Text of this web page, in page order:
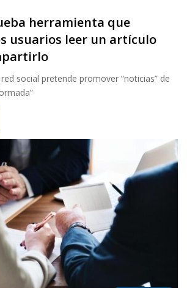
herramienta que
usuarios leer un artículo
social pretende promover “noticias” de